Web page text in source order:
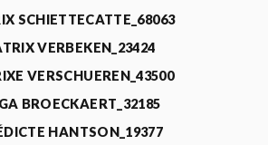
SCHIETTECATTE_68063
VERBEKEN_23424
VERSCHUEREN_43500
BROECKAERT_32185
HANTSON_19377